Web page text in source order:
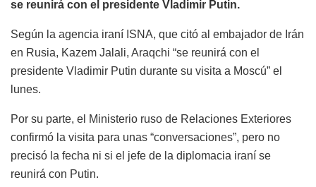
se reunirá con el presidente Vladimir Putin.
Según la agencia iraní ISNA, que citó al embajador de Irán
en Rusia, Kazem Jalali, Araqchi “se reunirá con el
presidente Vladimir Putin durante su visita a Moscú” el
lunes.
Por su parte, el Ministerio ruso de Relaciones Exteriores
confirmó la visita para unas “conversaciones”, pero no
precisó la fecha ni si el jefe de la diplomacia iraní se
reunirá con Putin.